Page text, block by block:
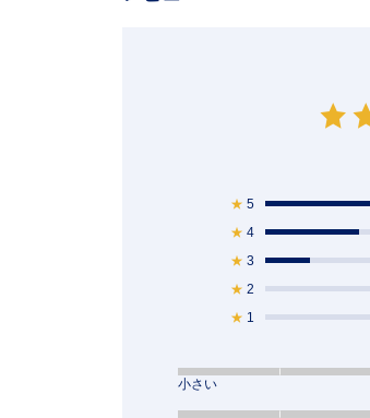
★ 5
★ 4
★ 3
★ 2
★ 1
小さい